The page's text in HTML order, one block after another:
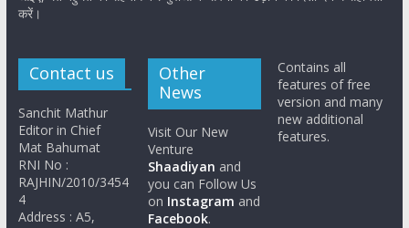
करें।
Contact us
Sanchit Mathur
Editor in Chief
Mat Bahumat
RNI No :
RAJHIN/2010/3454
4
Address : A5,
Other
News
Visit Our New
Venture
Shaadiyan and
you can Follow Us
on Instagram and
Facebook.
Contains all
features of free
version and many
new additional
features.